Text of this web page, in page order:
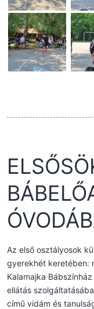
Az első osztályosok
gyerekhét keretében:
Kalamajka
ellátás
című vidám és